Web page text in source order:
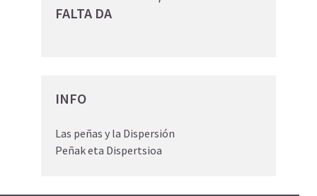
FALTA DA
INFO
Las peñas y la Dispersión
Peñak eta Dispertsioa